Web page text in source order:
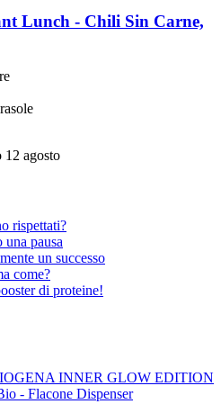
Lunch -​ Chili Sin Carne,
12 agosto
rispettati?
pausa
un successo
come?
di proteine!
INNER GLOW EDITION
- Flacone Dispenser